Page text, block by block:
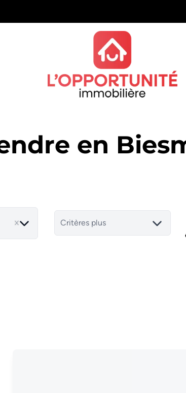
en
Critères plus